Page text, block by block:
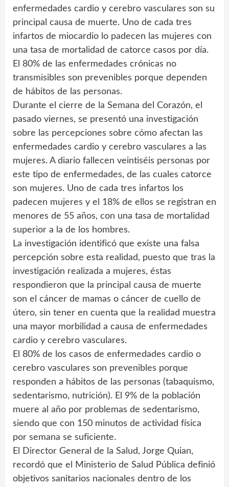
enfermedades cardio y cerebro vasculares son su
principal causa de muerte. Uno de cada tres
infartos de miocardio lo padecen las mujeres con
una tasa de mortalidad de catorce casos por día.
El 80% de las enfermedades crónicas no
transmisibles son prevenibles porque dependen
de hábitos de las personas.
Durante el cierre de la Semana del Corazón, el
pasado viernes, se presentó una investigación
sobre las percepciones sobre cómo afectan las
enfermedades cardio y cerebro vasculares a las
mujeres. A diario fallecen veintiséis personas por
este tipo de enfermedades, de las cuales catorce
son mujeres. Uno de cada tres infartos los
padecen mujeres y el 18% de ellos se registran en
menores de 55 años, con una tasa de mortalidad
superior a la de los hombres.
La investigación identificó que existe una falsa
percepción sobre esta realidad, puesto que tras la
investigación realizada a mujeres, éstas
respondieron que la principal causa de muerte
son el cáncer de mamas o cáncer de cuello de
útero, sin tener en cuenta que la realidad muestra
una mayor morbilidad a causa de enfermedades
cardio y cerebro vasculares.
El 80% de los casos de enfermedades cardio o
cerebro vasculares son prevenibles porque
responden a hábitos de las personas (tabaquismo,
sedentarismo, nutrición). El 9% de la población
muere al año por problemas de sedentarismo,
siendo que con 150 minutos de actividad física
por semana se suficiente.
El Director General de la Salud, Jorge Quian,
recordó que el Ministerio de Salud Pública definió
objetivos sanitarios nacionales dentro de los